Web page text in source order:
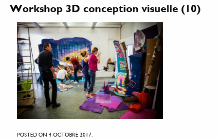
Workshop 3D conception visuelle (10)
POSTED ON 4 OCTOBRE 2017.